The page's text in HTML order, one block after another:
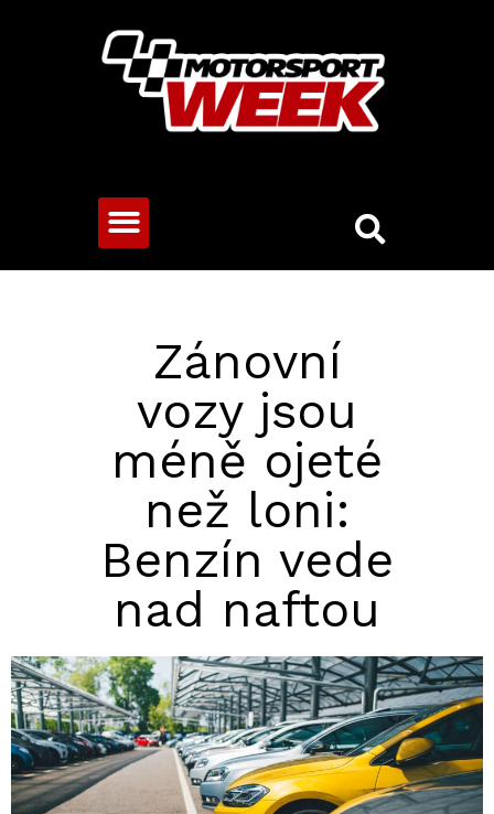
Zánovní
vozy jsou
méně ojeté
než loni:
Benzín vede
nad naftou